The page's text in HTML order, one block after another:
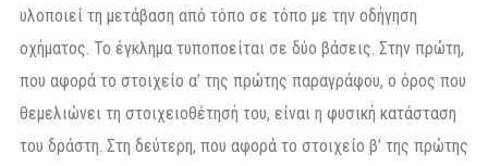
υλοποιεί τη μετάβαση από τόπο σε τόπο με την οδήγηση
οχήματος. Το έγκλημα τυποποείται σε δύο βάσεις. Στην πρώτη,
που αφορά το στοιχείο α’ της πρώτης παραγράφου, ο όρος που
θεμελιώνει τη στοιχειοθέτησή του, είναι η φυσική κατάσταση
του δράστη. Στη δεύτερη, που αφορά το στοιχείο β’ της πρώτης